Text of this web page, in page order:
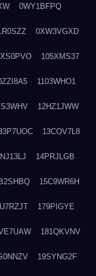
0WY1BFPQ
0XW3VGXD
105XMS37
1103WHO1
12HZ1JWW
13COV7L8
14PRJLGB
15C9WR6H
179PIGYE
181QKVNV
19SYNG2F